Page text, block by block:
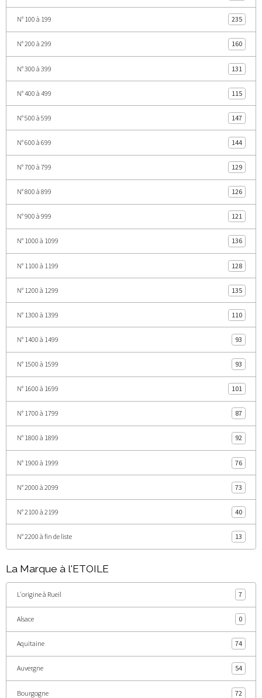
N° 100 à 199 235
N° 200 à 299 160
N° 300 à 399 131
N° 400 à 499 115
N° 500 à 599 147
N° 600 à 699 144
N° 700 à 799 129
N° 800 à 899 126
N° 900 à 999 121
N° 1000 à 1099 136
N° 1100 à 1199 128
N° 1200 à 1299 135
N° 1300 à 1399 110
N° 1400 à 1499 93
N° 1500 à 1599 93
N° 1600 à 1699 101
N° 1700 à 1799 87
N° 1800 à 1899 92
N° 1900 à 1999 76
N° 2000 à 2099 73
N° 2100 à 2199 40
N° 2200 à fin de liste 13
La Marque à l'ETOILE
L'origine à Rueil 7
Alsace 0
Aquitaine 74
Auvergne 54
Bourgogne 72